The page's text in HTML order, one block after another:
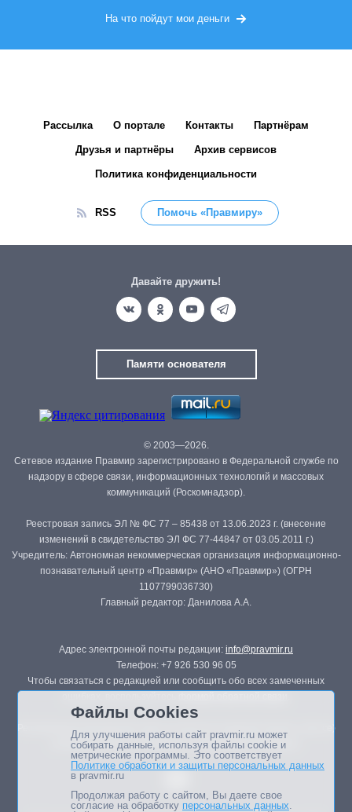
На что пойдут мои деньги
Рассылка О портале Контакты Партнёрам
Друзья и партнёры Архив сервисов
Политика конфиденциальности
RSS Помочь «Правмиру»
Давайте дружить!
Памяти основателя
© 2003—2026.
Сетевое издание Правмир зарегистрировано в Федеральной службе по
надзору в сфере связи, информационных технологий и массовых
коммуникаций (Роскомнадзор).
Реестровая запись ЭЛ № ФС 77 – 85438 от 13.06.2023 г. (внесение
изменений в свидетельство ЭЛ ФС 77-44847 от 03.05.2011 г.)
Учредитель: Автономная некоммерческая организация информационно-
познавательный центр «Правмир» (АНО «Правмир») (ОГРН
1107799036730)
Главный редактор: Данилова А.А.
Адрес электронной почты редакции: info@pravmir.ru
Телефон: +7 926 530 96 05
Чтобы связаться с редакцией или сообщить обо всех замеченных
Републикация материалов сайта в печатных изданиях (книгах, прессе)
возможна только с письменного разрешения редакции.
Файлы Cookies
Для улучшения работы сайт pravmir.ru может
собирать данные, используя файлы cookie и
метрические программы. Это соответствует
Политике обработки и защиты персональных данных
в pravmir.ru
Продолжая работу с сайтом, Вы даете свое
согласие на обработку персональных данных.